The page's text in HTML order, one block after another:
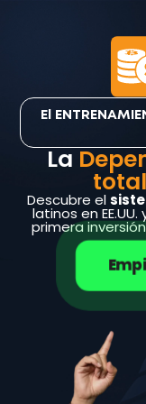
El
La
total
Descubre el
latinos en
primera